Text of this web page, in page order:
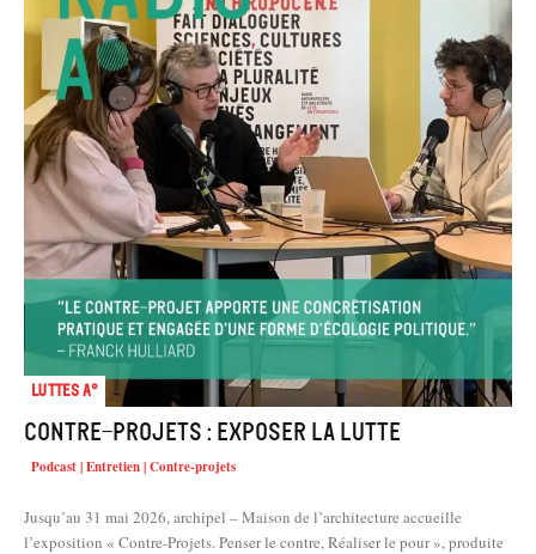
Luttes A°
Contre-projets : exposer la lutte
Podcast | Entretien | Contre-projets
Jusqu’au 31 mai 2026, archipel – Maison de l’architecture accueille
l’exposition « Contre-Projets. Penser le contre, Réaliser le pour », produite